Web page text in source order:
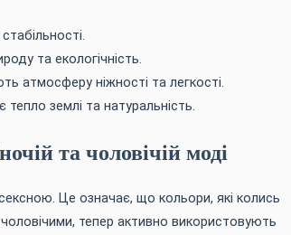
та екологічність.
атмосферу ніжності та легкості.
землі та натуральність.
та чоловічій моді
Це означає, що кольори, які колись
тепер активно використовують